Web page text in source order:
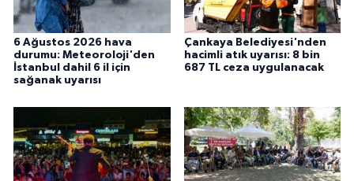
6 Ağustos 2026 hava
durumu: Meteoroloji'den
İstanbul dahil 6 il için
sağanak uyarısı
Çankaya Belediyesi'nden
hacimli atık uyarısı: 8 bin
687 TL ceza uygulanacak